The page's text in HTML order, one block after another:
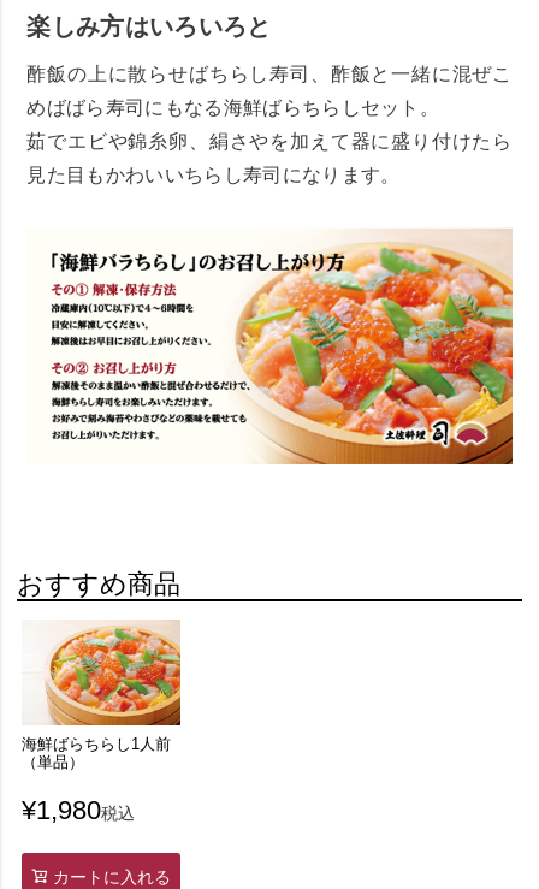
楽しみ方はいろいろと
酢飯の上に散らせばちらし寿司、酢飯と一緒に混ぜこ
めばばら寿司にもなる海鮮ばらちらしセット。
茹でエビや錦糸卵、絹さやを加えて器に盛り付けたら
見た目もかわいいちらし寿司になります。
おすすめ商品
海鮮ばらちらし1人前
（単品）
¥1,980税込
カートに入れる